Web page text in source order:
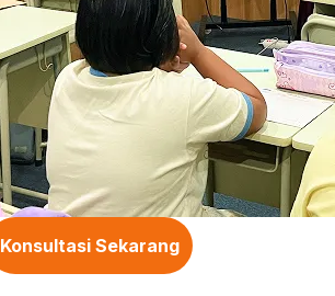
Konsultasi Sekarang